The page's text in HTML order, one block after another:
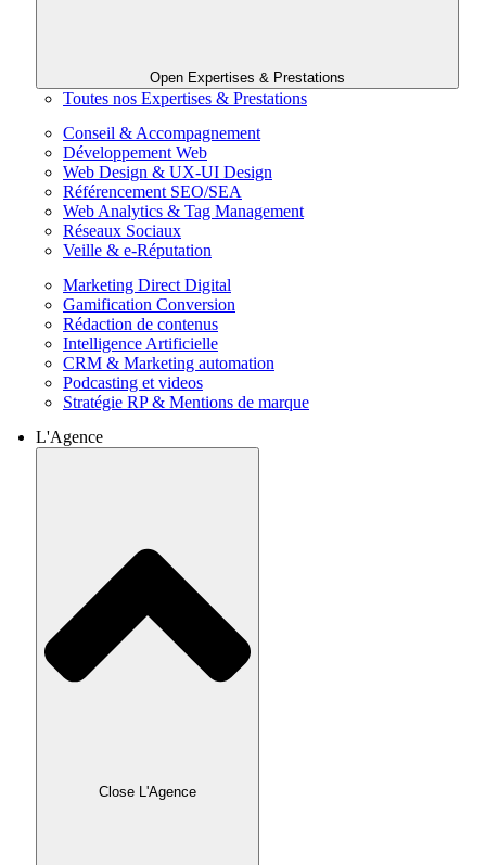
Open Expertises & Prestations
Toutes nos Expertises & Prestations
Conseil & Accompagnement
Développement Web
Web Design & UX-UI Design
Référencement SEO/SEA
Web Analytics & Tag Management
Réseaux Sociaux
Veille & e-Réputation
Marketing Direct Digital
Gamification Conversion
Rédaction de contenus
Intelligence Artificielle
CRM & Marketing automation
Podcasting et videos
Stratégie RP & Mentions de marque
L'Agence
Close L'Agence